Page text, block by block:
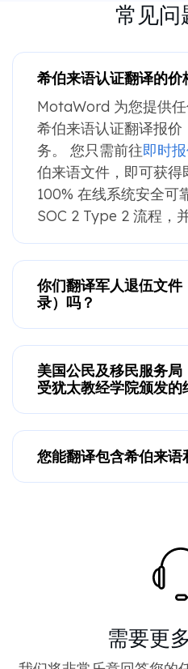
常见问
希伯来语认证翻译的价
MotaWord 为您提供
希伯来语认证翻译报价
务。 您只需前往即时
伯来语文件，即可获得
100% 在线系统安全可
SOC 2 Type 2 流程，
你们翻译军人退伍文件
录）吗？
美国公民及移民服务
受犹太教经学院颁发的
您能翻译包含希伯来语
需要更